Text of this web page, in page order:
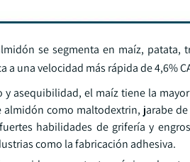
se segmenta en maíz, patata,
a una velocidad más rápida de 4,6%
asequibilidad, el maíz tiene la
como maltodextrin, jarabe
habilidades de grifería y
como la fabricación adhesiva.